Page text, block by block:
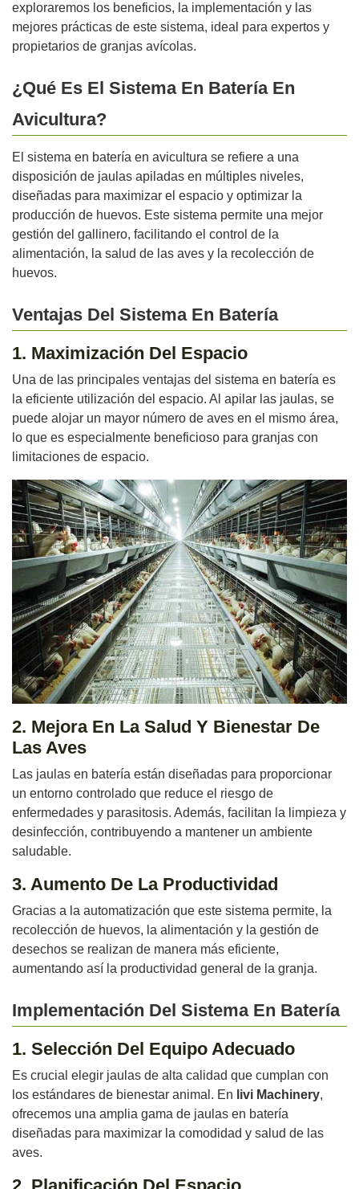
exploraremos los beneficios, la implementación y las
mejores prácticas de este sistema, ideal para expertos y
propietarios de granjas avícolas.
¿Qué Es El Sistema En Batería En
Avicultura?
El sistema en batería en avicultura se refiere a una
disposición de jaulas apiladas en múltiples niveles,
diseñadas para maximizar el espacio y optimizar la
producción de huevos. Este sistema permite una mejor
gestión del gallinero, facilitando el control de la
alimentación, la salud de las aves y la recolección de
huevos.
Ventajas Del Sistema En Batería
1. Maximización Del Espacio
Una de las principales ventajas del sistema en batería es
la eficiente utilización del espacio. Al apilar las jaulas, se
puede alojar un mayor número de aves en el mismo área,
lo que es especialmente beneficioso para granjas con
limitaciones de espacio.
2. Mejora En La Salud Y Bienestar De
Las Aves
Las jaulas en batería están diseñadas para proporcionar
un entorno controlado que reduce el riesgo de
enfermedades y parasitosis. Además, facilitan la limpieza y
desinfección, contribuyendo a mantener un ambiente
saludable.
3. Aumento De La Productividad
Gracias a la automatización que este sistema permite, la
recolección de huevos, la alimentación y la gestión de
desechos se realizan de manera más eficiente,
aumentando así la productividad general de la granja.
Implementación Del Sistema En Batería
1. Selección Del Equipo Adecuado
Es crucial elegir jaulas de alta calidad que cumplan con
los estándares de bienestar animal. En livi Machinery,
ofrecemos una amplia gama de jaulas en batería
diseñadas para maximizar la comodidad y salud de las
aves.